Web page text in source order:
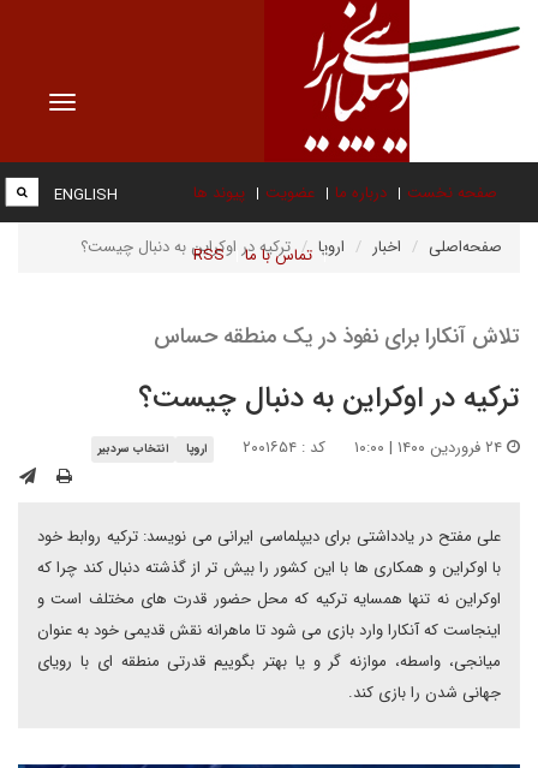
Toggle
صفحه نخست درباره ما عضویت پیوند ها
تماس با ما RSS
ENGLISH
صفحه‌اصلی اخبار اروپا ترکیه در اوکراین به دنبال چیست؟
تلاش آنکارا برای نفوذ در یک منطقه حساس
ترکیه در اوکراین به دنبال چیست؟
کد : ۲۰۰۱۶۵۴ اروپا انتخاب سردبیر
علی مفتح در یادداشتی برای دیپلماسی ایرانی می نویسد: ترکیه روابط خود
با اوکراین و همکاری ها با این کشور را بیش تر از گذشته دنبال کند چرا که
اوکراین نه تنها همسایه ترکیه که محل حضور قدرت های مختلف است و
اینجاست که آنکارا وارد بازی می شود تا ماهرانه نقش قدیمی خود به عنوان
میانجی، واسطه، موازنه گر و یا بهتر بگوییم قدرتی منطقه ای با رویای
جهانی شدن را بازی کند.